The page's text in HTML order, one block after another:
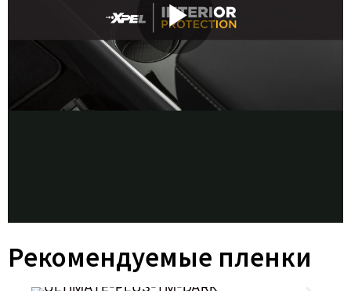
Рекомендуемые пленки